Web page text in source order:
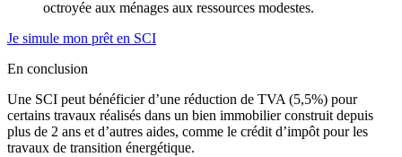
octroyée aux ménages aux ressources modestes.
Je simule mon prêt en SCI
En conclusion
Une SCI peut bénéficier d’une réduction de TVA (5,5%) pour
certains travaux réalisés dans un bien immobilier construit depuis
plus de 2 ans et d’autres aides, comme le crédit d’impôt pour les
travaux de transition énergétique.